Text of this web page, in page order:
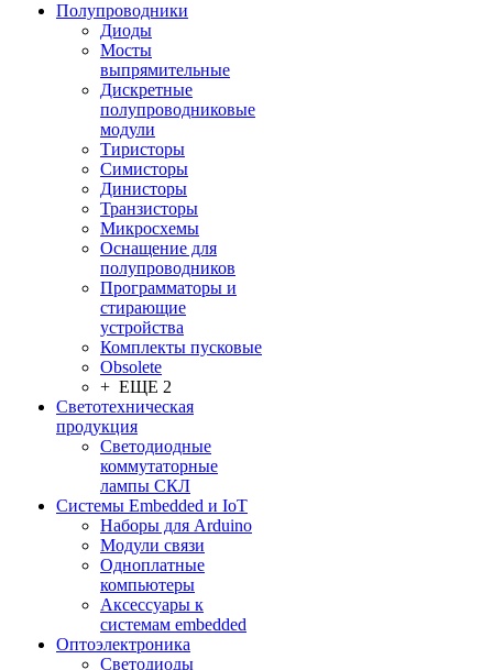
Полупроводники
Диоды
Мосты
выпрямительные
Дискретные
полупроводниковые
модули
Тиристоры
Симисторы
Динисторы
Транзисторы
Микросхемы
Оснащение для
полупроводников
Программаторы и
стирающие
устройства
Комплекты пусковые
Obsolete
+ ЕЩЕ 2
Светотехническая
продукция
Светодиодные
коммутаторные
лампы СКЛ
Системы Embedded и IoT
Наборы для Arduino
Модули связи
Одноплатные
компьютеры
Аксессуары к
системам embedded
Oптоэлектроника
Светодиоды